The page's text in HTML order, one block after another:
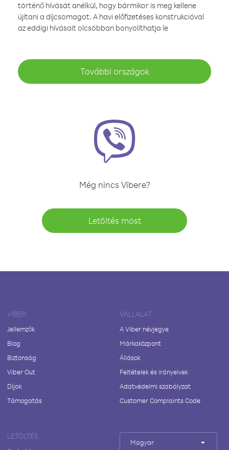
történő hívását anélkül, hogy bármikor is meg kellene
újítani a díjcsomagot. A havi előfizetéses konstrukcióval
az eddigi hívásait olcsóbban bonyolíthatja le
További országok
Még nincs Vibere?
Letöltés most
VIBER
Jellemzők
Blog
Biztonság
Viber Out
Díjak
Támogatás
VÁLLALAT
A Viber névjegye
Márkaközpont
Állások
Feltételek és irányelvek
Adatvédelmi szabályzat
Customer Complaints Code
LETÖLTÉS
Magyar